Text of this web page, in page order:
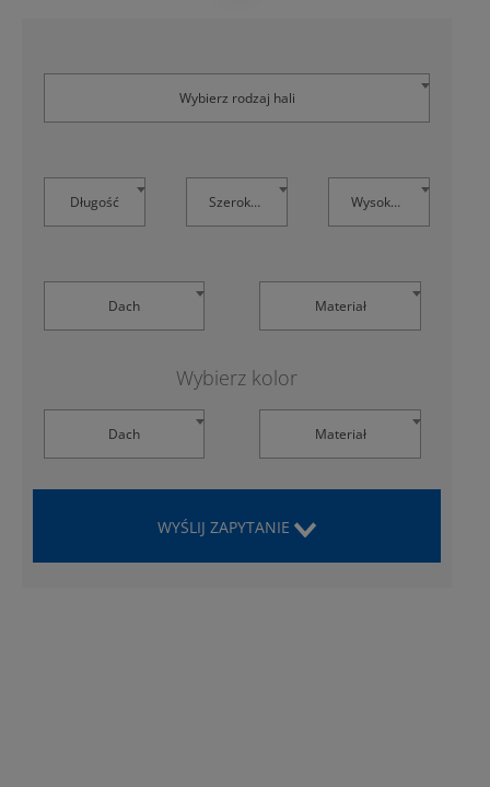
Wybierz rodzaj hali
Długość Szerokość Wysokość
Dach Materiał
Wybierz kolor
Dach Materiał
WYŚLIJ ZAPYTANIE